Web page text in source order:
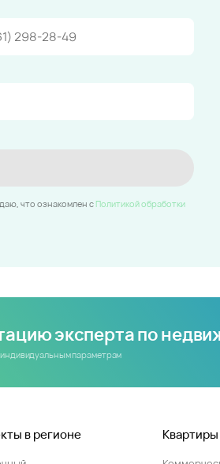
что ознакомлен c Политикой обработки
эксперта по
параметрам
в регионе